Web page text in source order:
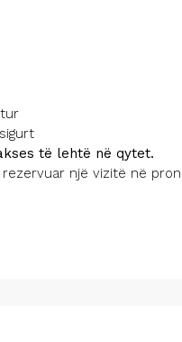
të lehtë në qytet.
një vizitë në